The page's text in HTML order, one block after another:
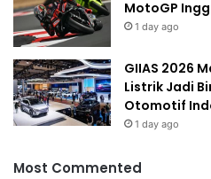
MotoGP
1 day ago
GIIAS 2026
Listrik Jadi
Otomotif
1 day ago
Most Commented